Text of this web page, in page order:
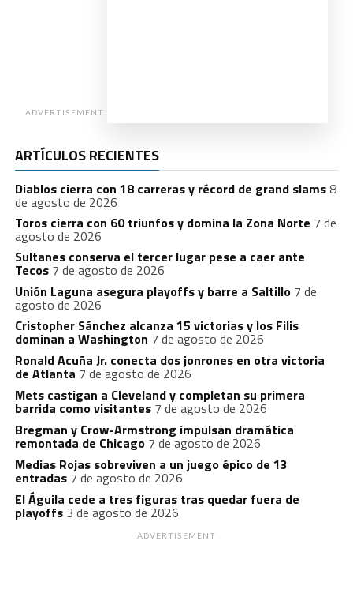
ADVERTISEMENT
ARTÍCULOS RECIENTES
Diablos cierra con 18 carreras y récord de grand slams8
de agosto de 2026
Toros cierra con 60 triunfos y domina la Zona Norte 7 de
agosto de 2026
Sultanes conserva el tercer lugar pese a caer ante
Tecos 7 de agosto de 2026
Unión Laguna asegura playoffs y barre a Saltillo 7 de
agosto de 2026
Cristopher Sánchez alcanza 15 victorias y los Filis
dominan a Washington 7 de agosto de 2026
Ronald Acuña Jr. conecta dos jonrones en otra victoria
de Atlanta 7 de agosto de 2026
Mets castigan a Cleveland y completan su primera
barrida como visitantes 7 de agosto de 2026
Bregman y Crow-Armstrong impulsan dramática
remontada de Chicago 7 de agosto de 2026
Medias Rojas sobreviven a un juego épico de 13
entradas 7 de agosto de 2026
El Águila cede a tres figuras tras quedar fuera de
playoffs 3 de agosto de 2026
ADVERTISEMENT